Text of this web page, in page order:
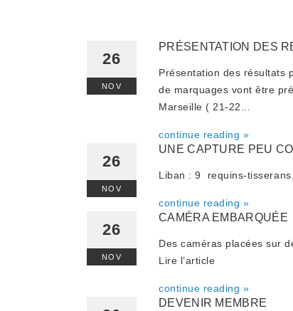
26
NOV
PRÉSENTATION DES
Présentation des résultats
de marquages vont être
Marseille ( 21-22...
continue reading »
26
NOV
UNE CAPTURE PEU
Liban : 9 requins-
continue reading »
26
NOV
CAMÉRA EMBARQUÉE
Des caméras placées sur
Lire l’article
continue reading »
DEVENIR MEMBRE